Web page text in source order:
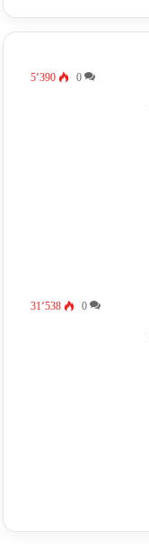
0 5٬390
0 31٬538